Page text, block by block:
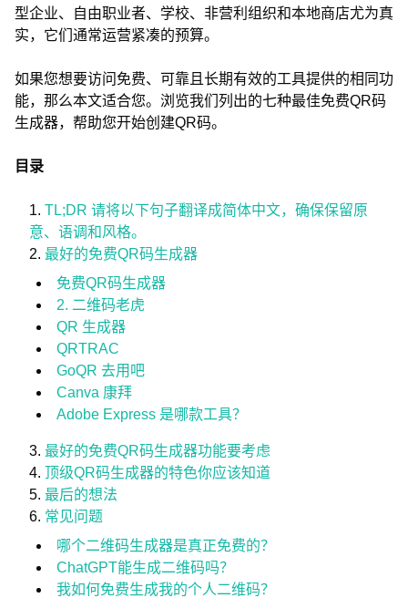
型企业、自由职业者、学校、非营利组织和本地商店尤为真
实，它们通常运营紧凑的预算。
如果您想要访问免费、可靠且长期有效的工具提供的相同功
能，那么本文适合您。浏览我们列出的七种最佳免费QR码
生成器，帮助您开始创建QR码。
目录
TL;DR 请将以下句子翻译成简体中文，确保保留原
意、语调和风格。
最好的免费QR码生成器
免费QR码生成器
2. 二维码老虎
QR 生成器
QRTRAC
GoQR 去用吧
Canva 康拜
Adobe Express 是哪款工具？
最好的免费QR码生成器功能要考虑
顶级QR码生成器的特色你应该知道
最后的想法
常见问题
哪个二维码生成器是真正免费的？
ChatGPT能生成二维码吗？
我如何免费生成我的个人二维码？